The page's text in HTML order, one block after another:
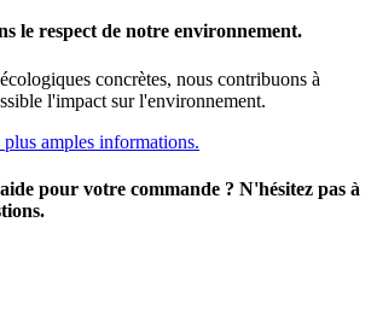
le respect de notre environnement.
concrètes, nous contribuons à
l'impact sur l'environnement.
amples informations.
pour votre commande ? N'hésitez pas à